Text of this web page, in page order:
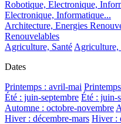
Robotique, Electronique,
Electronique, Informatique...
Architecture, Energies
Renouvelables
Agriculture, Santé Agriculture,
Dates
Printemps : avril-mai
Été : juin-septembre Été : juin-
Automne : octobre-novembre
Hiver : décembre-mars Hiver :